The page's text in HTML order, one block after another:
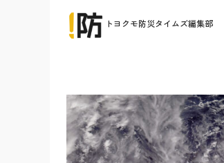
トヨクモ防災タイムズ編集部